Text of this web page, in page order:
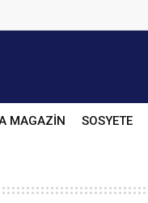
MAGAZİN SOSYETE